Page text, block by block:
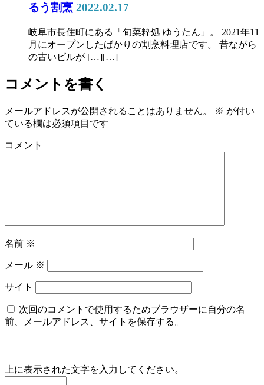
るう割烹 2022.02.17
岐阜市長住町にある「旬菜粋処 ゆうたん」。 2021年11
月にオープンしたばかりの割烹料理店です。 昔ながら
の古いビルが […][…]
コメントを書く
メールアドレスが公開されることはありません。 ※ が付い
ている欄は必須項目です
コメント
名前 ※
メール ※
サイト
次回のコメントで使用するためブラウザーに自分の名
前、メールアドレス、サイトを保存する。
上に表示された文字を入力してください。